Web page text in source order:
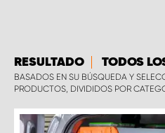
RESULTADO TODOS
BASADOS EN SU BÚSQUEDA Y
PRODUCTOS, DIVIDIDOS POR